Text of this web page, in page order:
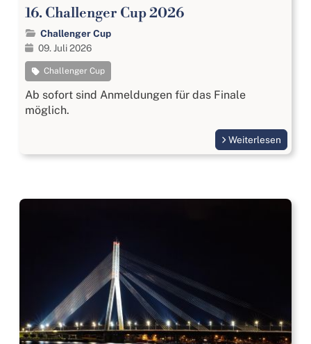
16. Challenger Cup 2026
Challenger Cup
09. Juli 2026
Challenger Cup
Ab sofort sind Anmeldungen für das Finale
möglich.
Weiterlesen